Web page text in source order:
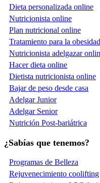
Dieta personalizada online
Nutricionista online
Plan nutricional online
Tratamiento para la
Nutricionista adelgazar
Hacer dieta online
Dietista nutricionista online
Bajar de peso desde casa
Adelgar Junior
Adelgar Senior
Nutrición Post-bariátrica
¿Sabías que tenemos?
Programas de Belleza
Rejuvenecimiento coolifting